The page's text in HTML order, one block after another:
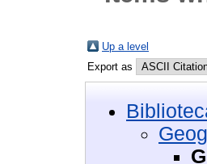
Up a level
Export as